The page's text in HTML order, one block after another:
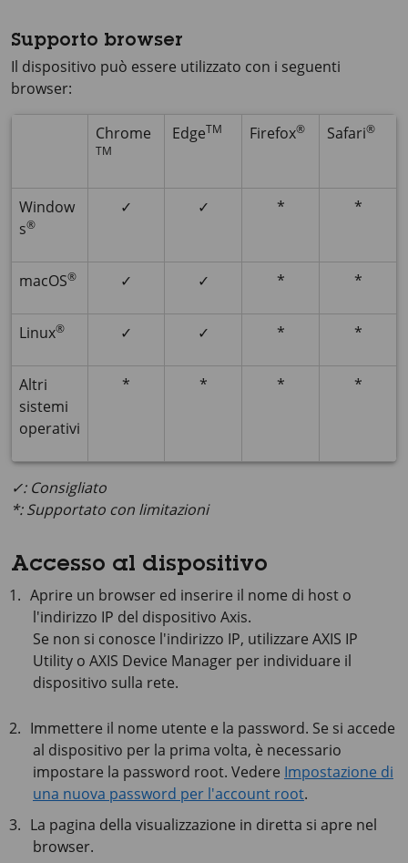
Supporto browser
Il dispositivo può essere utilizzato con i seguenti
browser:
Chrome
TM
EdgeTM Firefox® Safari®
Window
s®
✓ ✓ * *
macOS® ✓ ✓ * *
Linux® ✓ ✓ * *
Altri
sistemi
operativi
* * * *
✓: Consigliato
*: Supportato con limitazioni
Accesso al dispositivo
Aprire un browser ed inserire il nome di host o
l'indirizzo IP del dispositivo Axis.
Se non si conosce l'indirizzo IP, utilizzare AXIS IP
Utility o AXIS Device Manager per individuare il
dispositivo sulla rete.
Immettere il nome utente e la password. Se si accede
al dispositivo per la prima volta, è necessario
impostare la password root. Vedere Impostazione di
una nuova password per l'account root.
La pagina della visualizzazione in diretta si apre nel
browser.